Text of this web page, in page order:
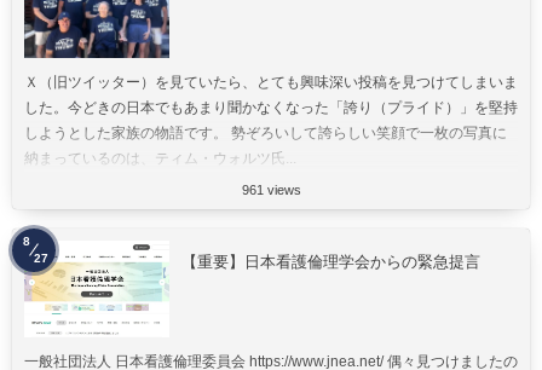
Ｘ（旧ツイッター）を見ていたら、とても興味深い投稿を見つけてしまいま
した。今どきの日本でもあまり聞かなくなった「誇り（プライド）」を堅持
しようとした家族の物語です。 勢ぞろいして誇らしい笑顔で一枚の写真に
納まっているのは、ティム・ウォルツ氏...
961 views
【重要】日本看護倫理学会からの緊急提言
一般社団法人 日本看護倫理委員会 https://www.jnea.net/ 偶々見つけましたの
8
27